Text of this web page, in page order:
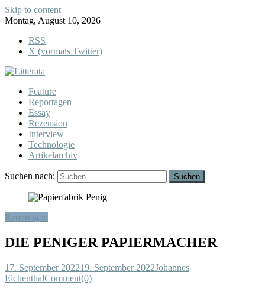
Skip to content
Montag, August 10, 2026
RSS
X (vormals Twitter)
Feature
Reportagen
Essay
Rezension
Interview
Technologie
Artikelarchiv
Suchen nach:
Reportagen
DIE PENIGER PAPIERMACHER
17. September 202219. September 2022Johannes
EichenthalComment(0)